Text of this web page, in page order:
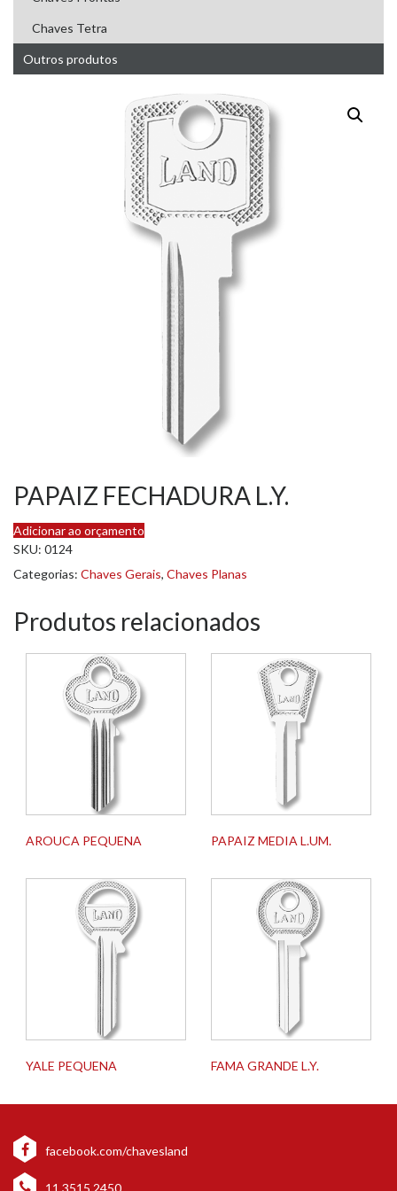
Chaves Tetra
Outros produtos
PAPAIZ FECHADURA L.Y.
Adicionar ao orçamento
SKU: 0124
Categorias: Chaves Gerais, Chaves Planas
Produtos relacionados
AROUCA PEQUENA PAPAIZ MEDIA L.UM.
YALE PEQUENA FAMA GRANDE L.Y.
facebook.com/chavesland
11 3515 2450